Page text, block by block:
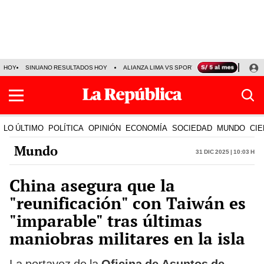
HOY SINUANO RESULTADOS HOY ALIANZA LIMA VS SPORT BOYS JORGE
LO ÚLTIMO POLÍTICA OPINIÓN ECONOMÍA SOCIEDAD MUNDO
Mundo 31 Dic 2025 | 10:03 h
China asegura que la
"reunificación" con Taiwán es
"imparable" tras últimas
maniobras militares en la isla